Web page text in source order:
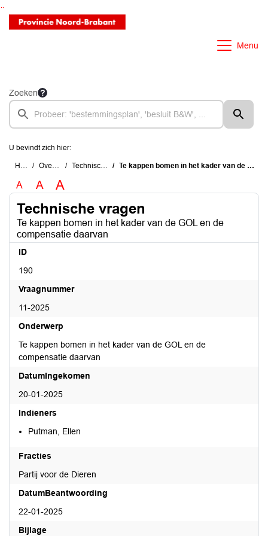
Ga naar de inhoud van deze pagina
Ga naar het zoeken
Ga naar het menu
Menu
Zoeken
U bevindt zich hier:
Home Overzichten Technische vragen Te kappen bomen in het kader van de GOL en de compensatie daarvan
A A A
Technische vragen
Te kappen bomen in het kader van de GOL en de
compensatie daarvan
ID
190
Vraagnummer
11-2025
Onderwerp
Te kappen bomen in het kader van de GOL en de
compensatie daarvan
DatumIngekomen
20-01-2025
Indieners
Putman, Ellen
Fracties
Partij voor de Dieren
DatumBeantwoording
22-01-2025
Bijlage